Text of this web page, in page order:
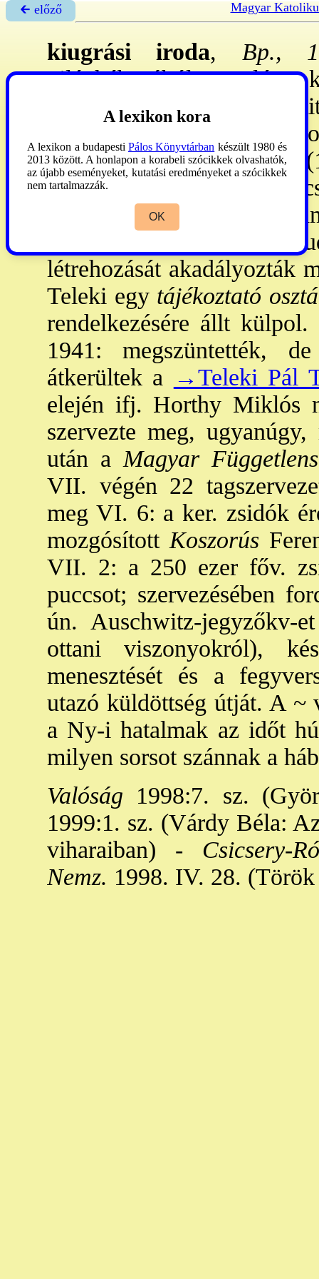
🡰 előző Magyar
kiugrási iroda, Bp.,
világháborúból való
lebonyolítására szervezett
→TelekiPál min-eln.
Telekinek 1939: szakértő
mely egy emigráns
helyzetről
létrehozását akadályozták
Teleki egytájékoztató
rendelkezésére állt
1941: megszüntették,
átkerültek a
→Teleki Pál
elején ifj. Horthy Miklós
szervezte meg,
után a Magyar
VII. végén 22
meg VI. 6: a ker. zsidók
mozgósítottKoszorús
VII. 2: a 250 ezer főv.
puccsot; szervezésében
ún. Auschwitz-jegyzőkv-
ottani viszonyokról),
menesztését és a
utazó küldöttség útját. A ~
a Ny-i hatalmak az időt
milyen sorsot szánnak a
Valóság 1998:7. sz.
1999:1. sz. (Várdy Béla:
viharaiban) - Csicsery-
Nemz. 1998. IV. 28.
A lexikon kora
A lexikon a budapesti Pálos Könyvtárban készült 1980 és
2013 között. A honlapon a korabeli szócikkek olvashatók,
az újabb eseményeket, kutatási eredményeket a szócikkek
nem tartalmazzák.
OK